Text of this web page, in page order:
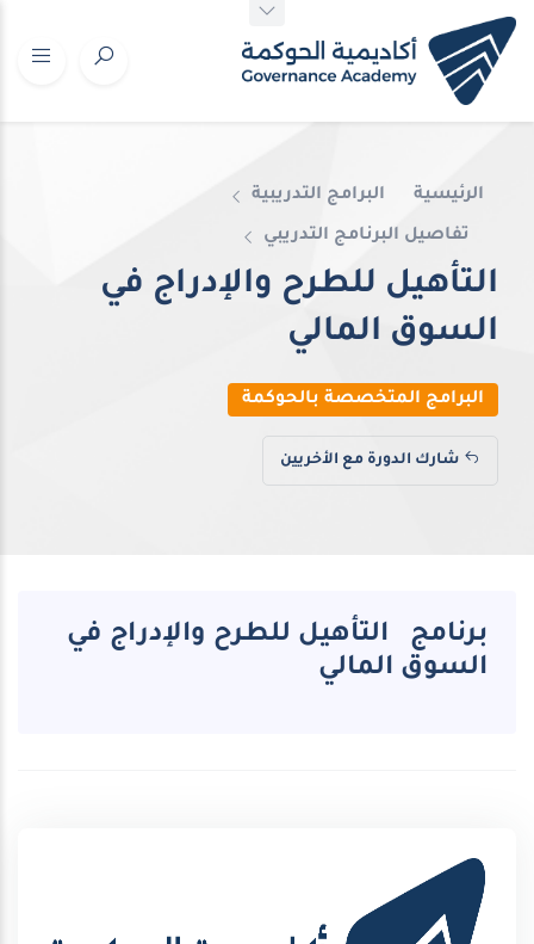
الرئيسية البرامج التدريبية
تفاصيل البرنامج التدريبي
التأهيل للطرح والإدراج في
السوق المالي
البرامج المتخصصة بالحوكمة
شارك الدورة مع الأخريين
برنامج التأهيل للطرح والإدراج في
السوق المالي